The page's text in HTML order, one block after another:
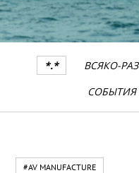
*.* ВСЯКО-
СОБЫТИЯ
#AV MANUFACTURE